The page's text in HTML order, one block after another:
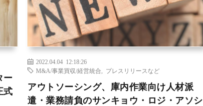
ー
式
2022.04.04 12:18:26
M&A/事業買収/経営統合
プレスリリースなど
アウトソーシング、庫内作業向け人材派
遣・業務請負のサンキョウ・ロジ・アソシ